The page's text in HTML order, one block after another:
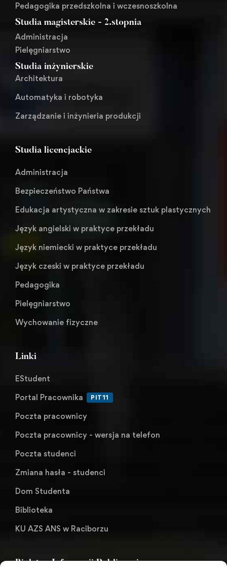
Pedagogika przedszkolna i wczesnoszkolna
Studia magisterskie - 2.stopnia
Administracja
Pielęgniarstwo
Studia inżynierskie
Architektura
Automatyka i robotyka
Zarządzanie i inżynieria produkcji
Studia licencjackie
Administracja
Bezpieczeństwo Państwa
Edukacja artystyczna w zakresie sztuk plastycznych
Język angielski w praktyce przekładu
Język niemiecki w praktyce przekładu
Język czeski w praktyce przekładu
Pedagogika
Pielęgniarstwo
Wychowanie fizyczne
Linki
EStudent
Portal Pracownika
PIT11
Poczta pracownicy
Poczta pracownicy - wersja na telefon
Poczta studenci
Zmiana hasła - studenci
Dom Studenta
Biblioteka
KU AZS ANS w Raciborzu
Biuletyn Informacji Publicznej